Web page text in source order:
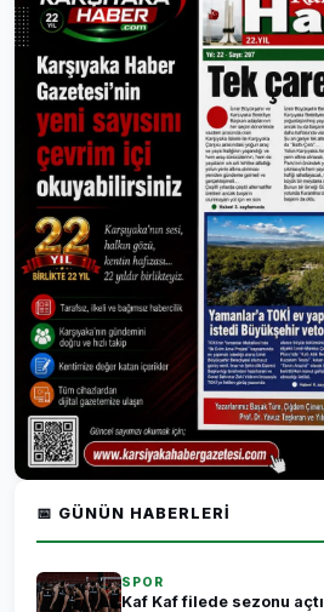
📅 GÜNÜN HABERLERI
SPOR
Kaf Kaf filede sezonu açtı